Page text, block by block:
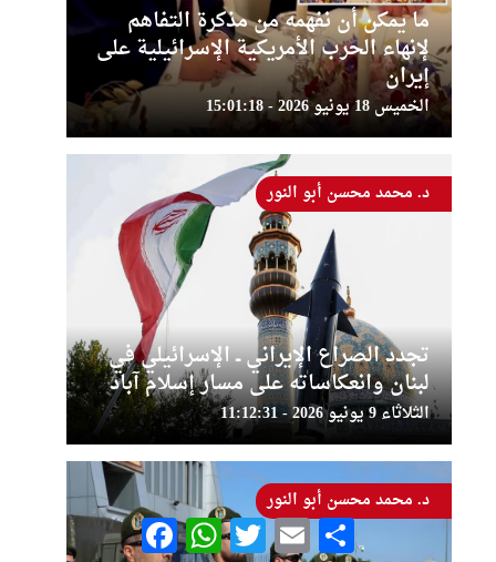
ما يمكن أن نفهمه من مذكرة التفاهم
لإنهاء الحرب الأمريكية الإسرائيلية على
إيران
الخميس 18 يونيو 2026 - 15:01:18
تجدد الصراع الإيراني ــ الإسرائيلي في
لبنان وانعكاساته على مسار إسلام آباد
الثلاثاء 9 يونيو 2026 - 11:12:31
د. محمد محسن أبو النور
د. محمد محسن أبو النور
FacebookWhatsAppTwitter Email Share